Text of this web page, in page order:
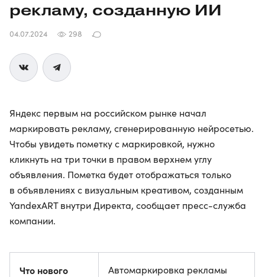
рекламу, созданную ИИ
04.07.2024 298
Яндекс первым на российском рынке начал
маркировать рекламу, сгенерированную нейросетью.
Чтобы увидеть пометку с маркировкой, нужно
кликнуть на три точки в правом верхнем углу
объявления. Пометка будет отображаться только
в объявлениях с визуальным креативом, созданным
YandexART внутри Директа, сообщает пресс-служба
компании.
Что нового
Автомаркировка рекламы